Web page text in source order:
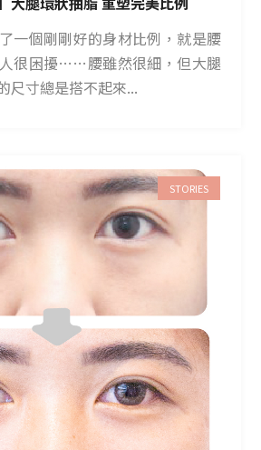
一個剛剛好的身材比例，就是腰
很困擾……腰雖然很細，但大腿
尺寸總是搭不起來...
STORIES